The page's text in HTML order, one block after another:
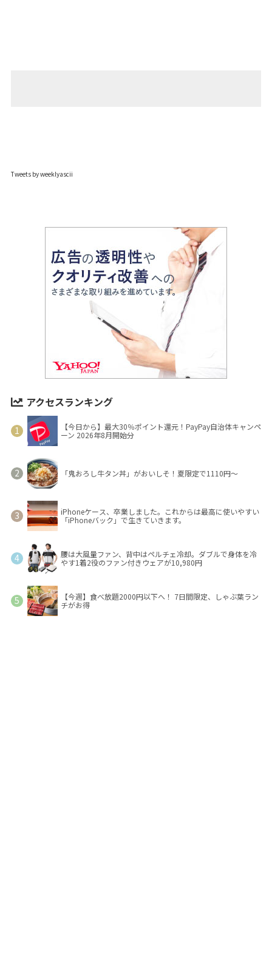
Tweets by weeklyascii
アクセスランキング
【今日から】最大30％ポイント還元！PayPay自治体キャンペ
ーン 2026年8月開始分
「鬼おろし牛タン丼」がおいしそ！夏限定で1110円～
iPhoneケース、卒業しました。これからは最高に使いやすい
「iPhoneバック」で生きていきます。
腰は大風量ファン、背中はペルチェ冷却。ダブルで身体を冷
やす1着2役のファン付きウェアが10,980円
【今週】食べ放題2000円以下へ！ 7日間限定、しゃぶ葉ラン
チがお得